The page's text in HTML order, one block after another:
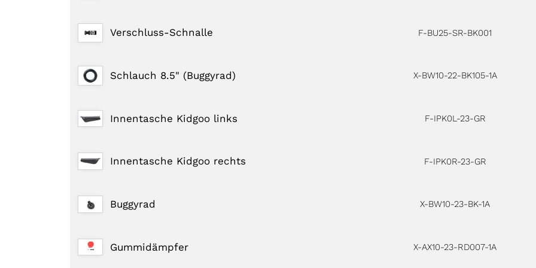
Verschluss-Schnalle F-BU25-SR-BK001
Schlauch 8.5" (Buggyrad) X-BW10-22-BK105-1A
Innentasche Kidgoo links F-IPK0L-23-GR
Innentasche Kidgoo rechts F-IPK0R-23-GR
Buggyrad X-BW10-23-BK-1A
Gummidämpfer X-AX10-23-RD007-1A